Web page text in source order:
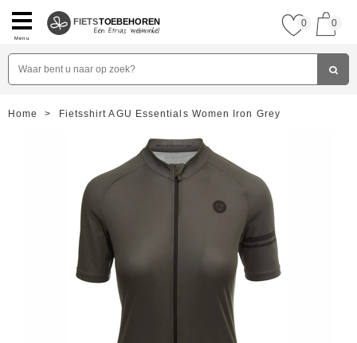
Menu
FIETSTOEBEHOREN 0 0
Home > Fietsshirt AGU Essentials Women Iron Grey